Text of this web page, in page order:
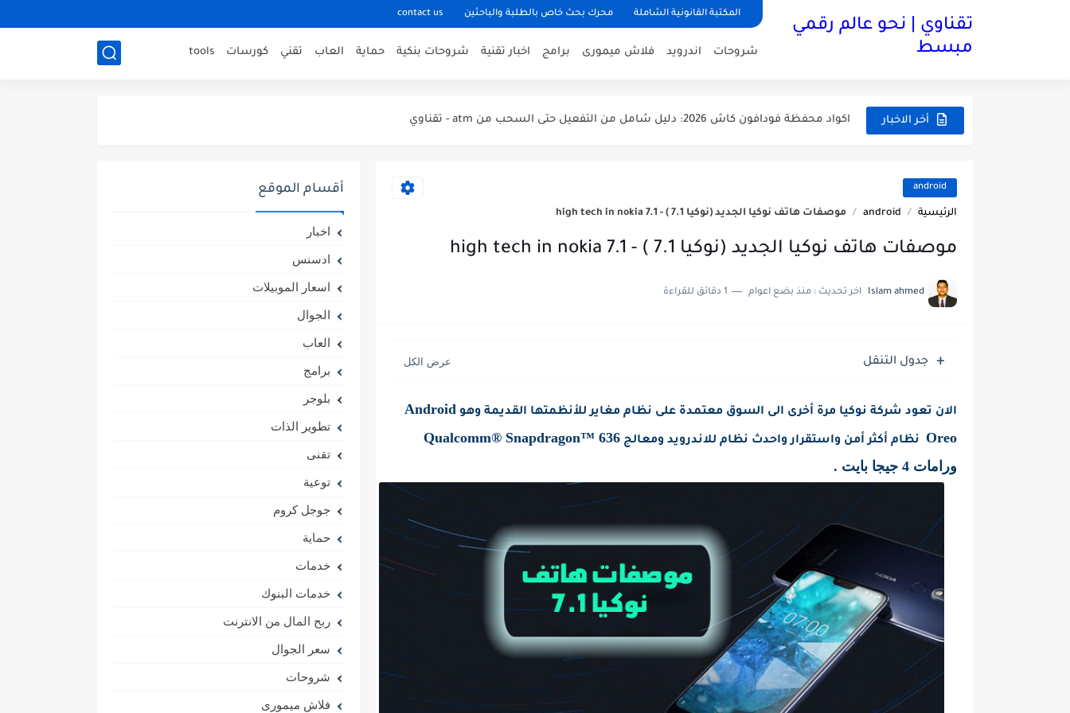
المكتبة القانونية الشاملة محرك بحث خاص بالطلبة والباحثين contact us
تقناوي | نحو عالم رقمي
مبسط
شروحات اندرويد فلاش ميمورى برامج اخبار تقنية شروحات بنكية حماية العاب تقني كورسات tools
أخر الاخبار اكواد محفظة فودافون كاش 2026: دليل شامل من التفعيل حتى السحب من atm - تقناوي
ازاي اعرف امكانيات اللاب توب أو الكمبيوتر بتاعي؟ طرق سهلة على كل نسخ ويندوز
ليه الموبايل الأندرويد بقى بطيء وبيهَنج؟ تجارب وحلول واقعية لحل هذه المشكلة
android
الرئيسية android موصفات هاتف نوكيا الجديد (نوكيا 7.1 ) - high tech in nokia 7.1
موصفات هاتف نوكيا الجديد (نوكيا 7.1 ) - high tech in nokia 7.1
Islam ahmed اخر تحديث : منذ بضع اعوام 1 دقائق للقراءة
جدول التنقل
الان تعود شركة نوكيا مرة أخرى الى السوق معتمدة على نظام مغاير للأنظمتها القديمة وهو Android
Oreo نظام أكثر أمن واستقرار واحدث نظام للاندرويد ومعالج Qualcomm® Snapdragon™ 636
ورامات 4 جيجا بايت .
أقسام الموقع
اخبار
ادسنس
اسعار الموبيلات
الجوال
العاب
برامج
بلوجر
تطوير الذات
تقنى
توعية
جوجل كروم
حماية
خدمات
خدمات البنوك
ربح المال من الانترنت
سعر الجوال
شروحات
فلاش ميمورى